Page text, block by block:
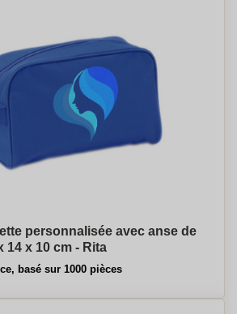
personnalisée avec anse de
14 x 10 cm - Rita
basé sur 1000 pièces